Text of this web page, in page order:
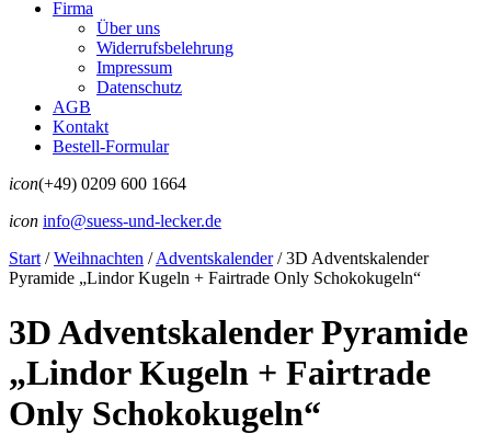
Firma
Über uns
Widerrufsbelehrung
Impressum
Datenschutz
AGB
Kontakt
Bestell-Formular
icon(+49) 0209 600 1664
icon info@suess-und-lecker.de
Start / Weihnachten /Adventskalender /3D Adventskalender
Pyramide „Lindor Kugeln + Fairtrade Only Schokokugeln“
3D Adventskalender Pyramide
„Lindor Kugeln + Fairtrade
Only Schokokugeln“